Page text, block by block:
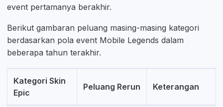
event pertamanya berakhir.
Berikut gambaran peluang masing-masing kategori
berdasarkan pola event Mobile Legends dalam
beberapa tahun terakhir.
Kategori Skin
Epic
Peluang Rerun Keterangan